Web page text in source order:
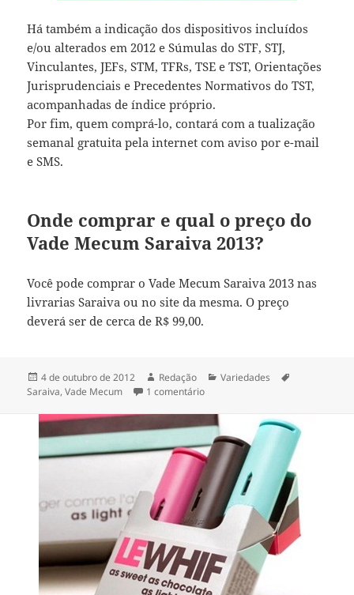
Há também a indicação dos dispositivos incluídos
e/ou alterados em 2012 e Súmulas do STF, STJ,
Vinculantes, JEFs, STM, TFRs, TSE e TST, Orientações
Jurisprudenciais e Precedentes Normativos do TST,
acompanhadas de índice próprio.
Por fim, quem comprá-lo, contará com a tualização
semanal gratuita pela internet com aviso por e-mail
e SMS.
Onde comprar e qual o preço do
Vade Mecum Saraiva 2013?
Você pode comprar o Vade Mecum Saraiva 2013 nas
livrarias Saraiva ou no site da mesma. O preço
deverá ser de cerca de R$ 99,00.
Publicado
em
4 de outubro de 2012 Autor
Redação Categorias
Variedades
Saraiva,Vade Mecum 1 comentárioem Vade Mecum Saraiva 2013 –